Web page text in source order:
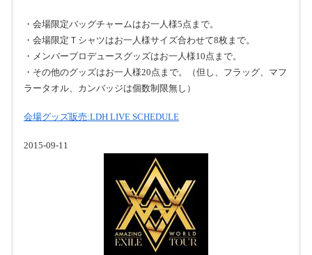
・会場限定バッグチャームはお一人様5点まで。
・会場限定Ｔシャツはお一人様サイズ合わせて8枚まで。
・メンバープロデュースグッズはお一人様10点まで。
・その他のグッズはお一人様20点まで。（但し、フラッグ、マフ
ラータオル、カンバッジは個数制限無し）
会場グッズ販売:LDH LIVE SCHEDULE
2015-09-11